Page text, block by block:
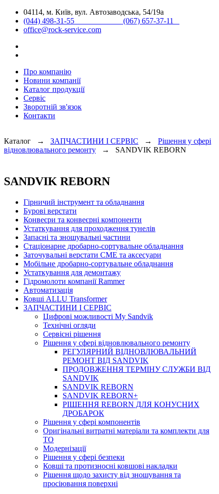
04114, м. Київ, вул. Автозаводська, 54/19а
(044) 498-31-55 (067) 657-37-11
office@rock-service.com
Про компанію
Новини компанії
Каталог продукції
Сервіс
Зворотній зв'язок
Контакти
Каталог → ЗАПЧАСТИНИ І СЕРВІС → Рішення у сфері
відновлювального ремонту → SANDVIK REBORN
SANDVIK REBORN
Гірничий інструмент та обладнання
Бурові верстати
Конвеєри та конвеєрні компоненти
Устаткування для проходження тунелів
Запасні та зношувальні частини
Стаціонарне дробарно-сортувальне обладнання
Заточувальні верстати СМЕ та аксесуари
Мобільне дробарно-сортувальне обладнання
Устаткування для демонтажу
Гідромолоти компанії Rammer
Автоматизація
Ковші ALLU Transformer
ЗАПЧАСТИНИ І СЕРВІС
Цифрові можливості My Sandvik
Технічні огляди
Сервісні рішення
Рішення у сфері відновлювального ремонту
РЕГУЛЯРНИЙ ВІДНОВЛЮВАЛЬНИЙ
РЕМОНТ ВІД SANDVIK
ПРОДОВЖЕННЯ ТЕРМІНУ СЛУЖБИ ВІД
SANDVIK
SANDVIK REBORN
SANDVIK REBORN+
РІШЕННЯ REBORN ДЛЯ КОНУСНИХ
ДРОБАРОК
Рішення у сфері компонентів
Оригінальні витратні матеріали та комплекти для
ТО
Модернізації
Рішення у сфері безпеки
Ковші та протизносні ковшові накладки
Рішення щодо захисту від зношування та
просіювання поверхні